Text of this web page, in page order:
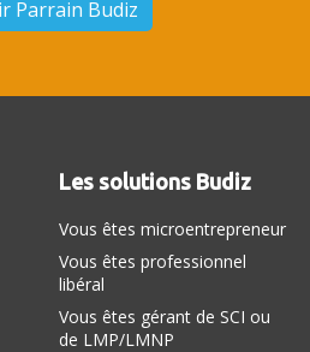
Parrain Budiz
Les solutions Budiz
Vous êtes microentrepreneur
Vous êtes professionnel
libéral
Vous êtes gérant de SCI ou
de LMP/LMNP